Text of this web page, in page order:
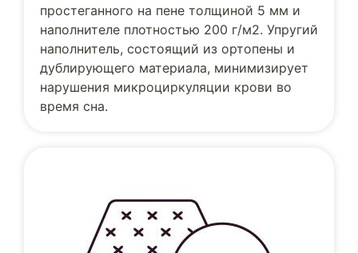
простеганного на пене толщиной 5 мм и
наполнителе плотностью 200 г/м2. Упругий
наполнитель, состоящий из ортопены и
дублирующего материала, минимизирует
нарушения микроциркуляции крови во
время сна.